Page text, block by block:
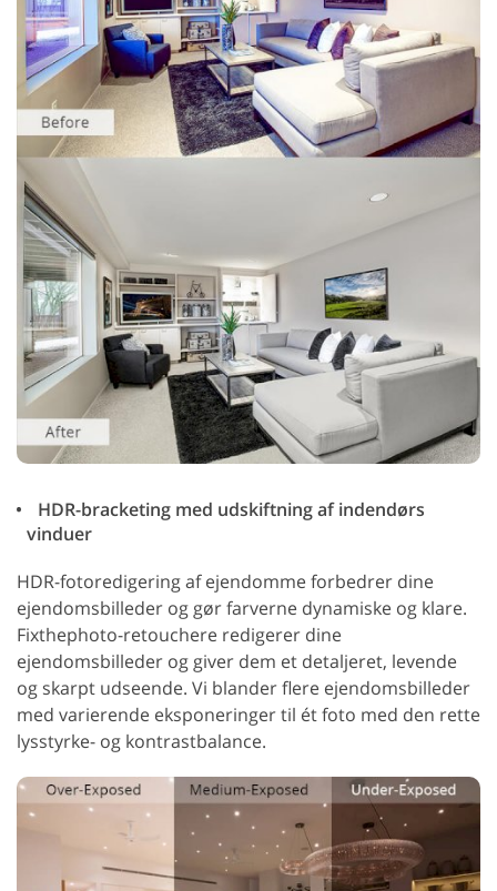
HDR-bracketing med udskiftning af indendørs
vinduer
HDR-fotoredigering af ejendomme forbedrer dine
ejendomsbilleder og gør farverne dynamiske og klare.
Fixthephoto-retouchere redigerer dine
ejendomsbilleder og giver dem et detaljeret, levende
og skarpt udseende. Vi blander flere ejendomsbilleder
med varierende eksponeringer til ét foto med den rette
lysstyrke- og kontrastbalance.